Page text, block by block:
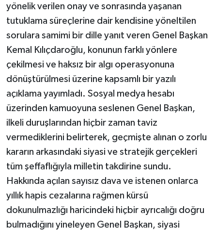
yönelik verilen onay ve sonrasında yaşanan
tutuklama süreçlerine dair kendisine yöneltilen
sorulara samimi bir dille yanıt veren Genel Başkan
Kemal Kılıçdaroğlu, konunun farklı yönlere
çekilmesi ve haksız bir algı operasyonuna
dönüştürülmesi üzerine kapsamlı bir yazılı
açıklama yayımladı. Sosyal medya hesabı
üzerinden kamuoyuna seslenen Genel Başkan,
ilkeli duruşlarından hiçbir zaman taviz
vermediklerini belirterek, geçmişte alınan o zorlu
kararın arkasındaki siyasi ve stratejik gerçekleri
tüm şeffaflığıyla milletin takdirine sundu.
Hakkında açılan sayısız dava ve istenen onlarca
yıllık hapis cezalarına rağmen kürsü
dokunulmazlığı haricindeki hiçbir ayrıcalığı doğru
bulmadığını yineleyen Genel Başkan, siyasi